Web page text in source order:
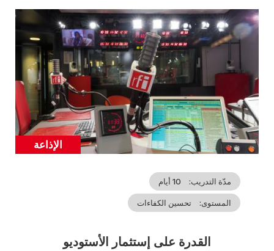
Cover
illustration
Catégorie
الإذاعة
مدّة التدريب 10 أيام
المستوى تحسين الكفاءات
القدرة على إستثمار الأستوديو